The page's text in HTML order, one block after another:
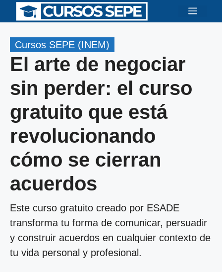
Saltar
Menú
Cursos SEPE (INEM)
El arte de negociar
sin perder: el curso
gratuito que está
revolucionando
cómo se cierran
acuerdos
Este curso gratuito creado por ESADE
transforma tu forma de comunicar, persuadir
y construir acuerdos en cualquier contexto de
tu vida personal y profesional.